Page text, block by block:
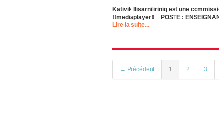
Kativik Ilisarniliriniq est une
!!mediaplayer!! POSTE :
Lire la suite...
← Précédent 1 2 3